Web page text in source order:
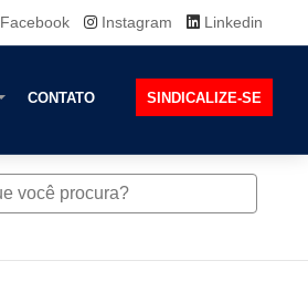
Facebook Instagram Linkedin
CONTATO SINDICALIZE-SE